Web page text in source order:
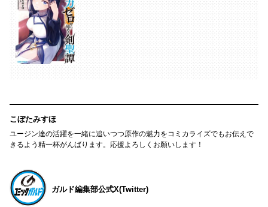
こぼたみすほ
ユージン達の活躍を一緒に追いつつ原作の魅力をコミカライズでもお伝えで
きるよう精一杯がんばります。応援よろしくお願いします！
ガルド編集部公式X(Twitter)